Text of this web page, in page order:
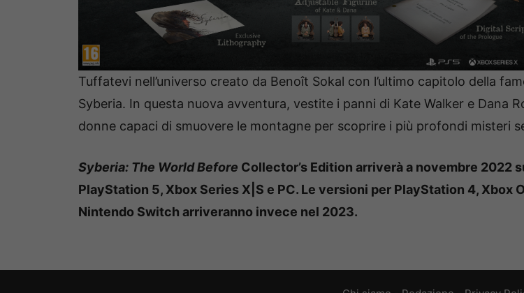
Tuffatevi nell’universo creato da Benoît Sokal con l’ultimo capitolo della
Syberia. In questa nuova avventura, vestite i panni di Kate Walker e Dana
donne capaci di smuovere le montagne per scoprire i più profondi misteri
Syberia: The World Before Collector’s Edition arriverà a novembre 2022
PlayStation 5, Xbox Series X|S e PC. Le versioni per PlayStation 4, Xbox
Nintendo Switch arriveranno invece nel 2023.